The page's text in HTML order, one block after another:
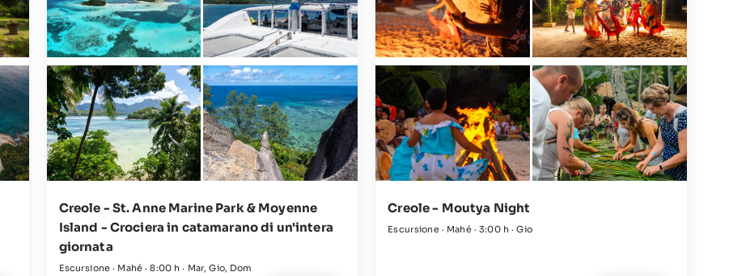
Creole - St. Anne Marine Park & Moyenne
Island - Crociera in catamarano di un'intera
giornata
Escursione · Mahé · 8:00 h · Mar, Gio, Dom
Creole - Moutya Night
Escursione · Mahé · 3:00 h · Gio